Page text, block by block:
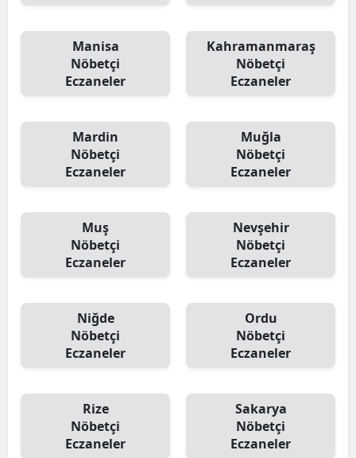
Manisa
Nöbetçi
Eczaneler
Kahramanmaraş
Nöbetçi
Eczaneler
Mardin
Nöbetçi
Eczaneler
Muğla
Nöbetçi
Eczaneler
Muş
Nöbetçi
Eczaneler
Nevşehir
Nöbetçi
Eczaneler
Niğde
Nöbetçi
Eczaneler
Ordu
Nöbetçi
Eczaneler
Rize
Nöbetçi
Eczaneler
Sakarya
Nöbetçi
Eczaneler